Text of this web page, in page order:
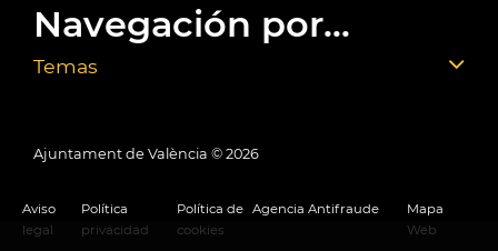
Navegación por...
Temas
Ajuntament de València © 2026
Aviso
legal
Política
privacidad
Política de
cookies
Agencia Antifraude
Mapa
Web